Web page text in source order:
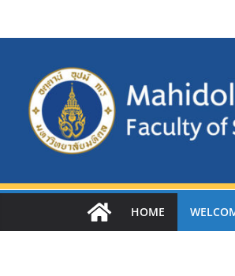
HOME